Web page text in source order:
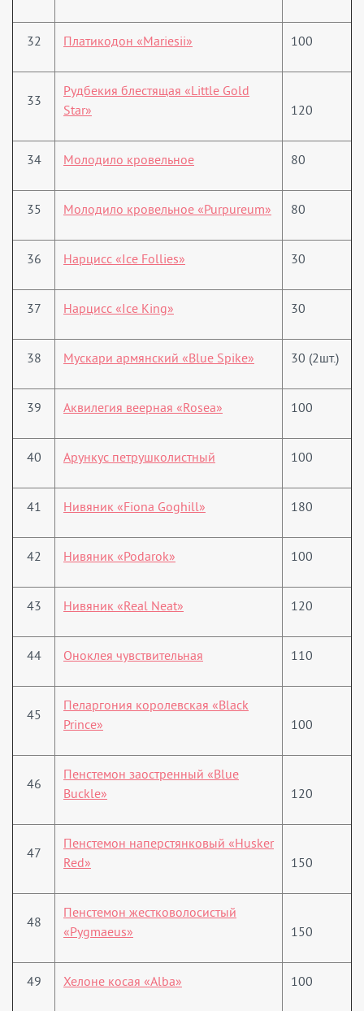
32 Платикодон «Mariesii» 100
33
Рудбекия блестящая «Little Gold
Star»
120
34 Молодило кровельное 80
35 Молодило кровельное «Purpureum» 80
36 Нарцисс «Ice Follies» 30
37 Нарцисс «Ice King» 30
38 Мускари армянский «Blue Spike» 30 (2шт.)
39 Аквилегия веерная «Rosea» 100
40 Арункус петрушколистный 100
41 Нивяник «Fiona Goghill» 180
42 Нивяник «Podarok» 100
43 Нивяник «Real Neat» 120
44 Оноклея чувствительная 110
45
Пеларгония королевская «Black
Prince»
100
46
Пенстемон заостренный «Blue
Buckle»
120
47
Пенстемон наперстянковый «Husker
Red»
150
48
Пенстемон жестковолосистый
«Pygmaeus»
150
49 Хелоне косая «Alba» 100